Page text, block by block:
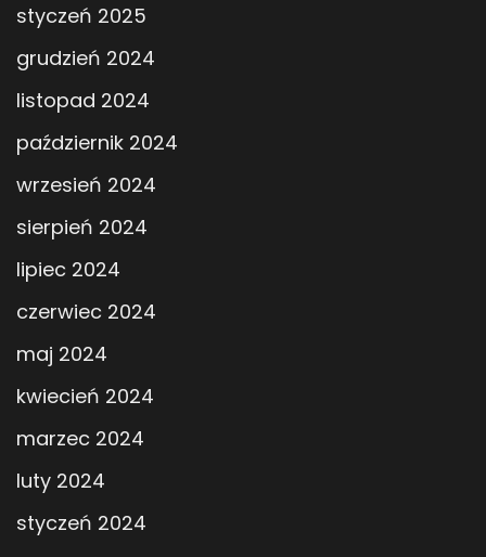
styczeń 2025
grudzień 2024
listopad 2024
październik 2024
wrzesień 2024
sierpień 2024
lipiec 2024
czerwiec 2024
maj 2024
kwiecień 2024
marzec 2024
luty 2024
styczeń 2024